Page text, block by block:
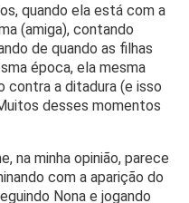
quando ela está com a
(amiga), contando
de quando as filhas
época, ela mesma
contra a ditadura (e isso
desses momentos
na minha opinião, parece
com a aparição do
Nona e jogando